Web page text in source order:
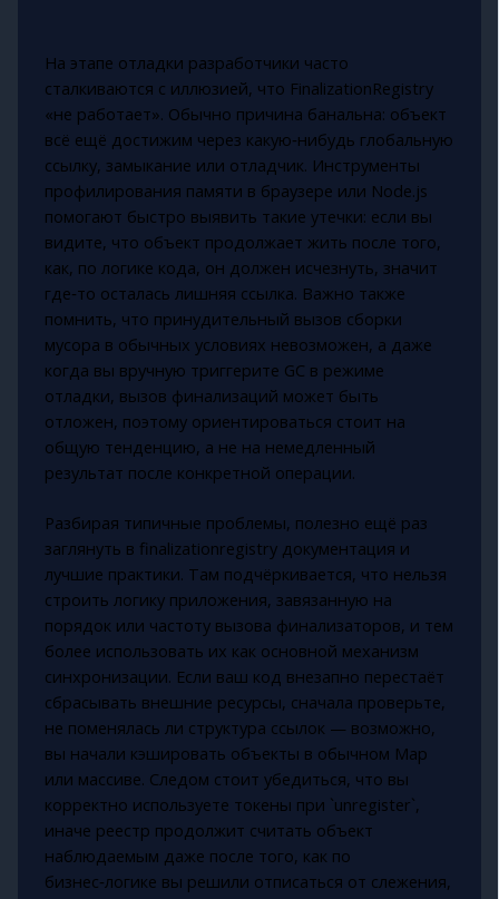
На этапе отладки разработчики часто
сталкиваются с иллюзией, что FinalizationRegistry
«не работает». Обычно причина банальна: объект
всё ещё достижим через какую‑нибудь глобальную
ссылку, замыкание или отладчик. Инструменты
профилирования памяти в браузере или Node.js
помогают быстро выявить такие утечки: если вы
видите, что объект продолжает жить после того,
как, по логике кода, он должен исчезнуть, значит
где‑то осталась лишняя ссылка. Важно также
помнить, что принудительный вызов сборки
мусора в обычных условиях невозможен, а даже
когда вы вручную триггерите GC в режиме
отладки, вызов финализаций может быть
отложен, поэтому ориентироваться стоит на
общую тенденцию, а не на немедленный
результат после конкретной операции.
Разбирая типичные проблемы, полезно ещё раз
заглянуть в finalizationregistry документация и
лучшие практики. Там подчёркивается, что нельзя
строить логику приложения, завязанную на
порядок или частоту вызова финализаторов, и тем
более использовать их как основной механизм
синхронизации. Если ваш код внезапно перестаёт
сбрасывать внешние ресурсы, сначала проверьте,
не поменялась ли структура ссылок — возможно,
вы начали кэшировать объекты в обычном Map
или массиве. Следом стоит убедиться, что вы
корректно используете токены при `unregister`,
иначе реестр продолжит считать объект
наблюдаемым даже после того, как по
бизнес‑логике вы решили отписаться от слежения,